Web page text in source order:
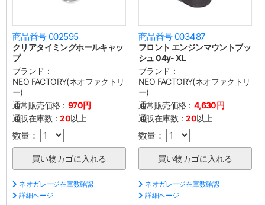
商品番号 002595
クリアタイミングホールキャッ
プ
ブランド：
NEO FACTORY(ネオファクトリ
ー)
通常販売価格： 970円
通販在庫数：20以上
数量：
ネオガレージ在庫数確認
詳細ページ
商品番号 003487
フロント エンジンマウントブッ
シュ 04y- XL
ブランド：
NEO FACTORY(ネオファクトリ
ー)
通常販売価格： 4,630円
通販在庫数：20以上
数量：
ネオガレージ在庫数確認
詳細ページ